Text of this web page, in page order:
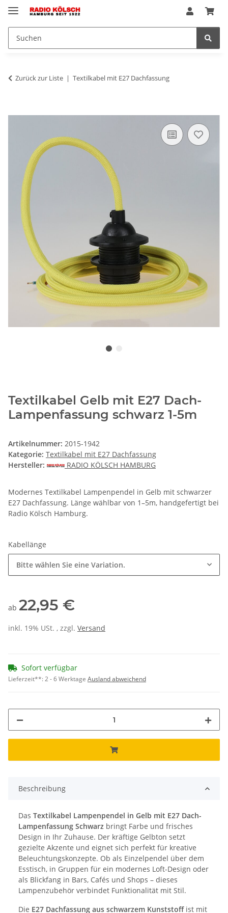
Zurück zur Liste Textilkabel mit E27 Dachfassung
Textilkabel Gelb mit E27 Dach-
Lampenfassung schwarz 1-5m
Artikelnummer: 2015-1942
Kategorie: Textilkabel mit E27 Dachfassung
Hersteller:
RADIO KÖLSCH HAMBURG
Modernes Textilkabel Lampenpendel in Gelb mit schwarzer
E27 Dachfassung. Länge wählbar von 1–5m, handgefertigt bei
Radio Kölsch Hamburg.
Kabellänge
Bitte wählen Sie eine Variation.
ab 22,95 €
inkl. 19% USt. , zzgl. Versand
Sofort verfügbar
Lieferzeit**:2 - 6 Werktage Ausland abweichend
Beschreibung
Das Textilkabel Lampenpendel in Gelb mit E27 Dach-
Lampenfassung Schwarz bringt Farbe und frisches
Design in Ihr Zuhause. Der kräftige Gelbton setzt
gezielte Akzente und eignet sich perfekt für kreative
Beleuchtungskonzepte. Ob als Einzelpendel über dem
Esstisch, in Gruppen für ein modernes Loft-Design oder
als Blickfang in Bars, Cafés und Shops – dieses
Lampenzubehör verbindet Funktionalität mit Stil.
Die E27 Dachfassung aus schwarzem Kunststoffist mit